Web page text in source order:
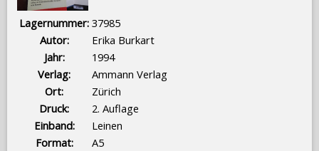
Lagernummer: 37985
Autor:
Erika Burkart
Jahr:
1994
Verlag:
Ammann Verlag
Ort:
Zürich
Druck:
2. Auflage
Einband:
Leinen
Format:
A5